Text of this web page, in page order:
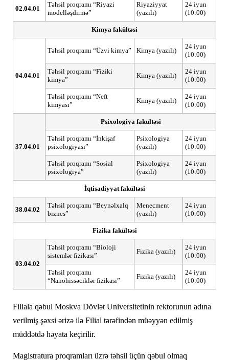
02.04.01
Təhsil proqramı “Riyazi
modelləşdirmə”
Riyaziyyat
(yazılı)
24 iyun
(10:00)
Kimya fakültəsi
04.04.01
Təhsil proqramı “Üzvi kimya” Kimya (yazılı)
24 iyun
(10:00)
Təhsil proqramı “Fiziki
kimya”
Kimya (yazılı)
24 iyun
(10:00)
Təhsil proqramı “Neft
kimyası”
Kimya (yazılı)
24 iyun
(10:00)
37.04.01
Psixologiya fakültəsi
Təhsil proqramı “İnkişaf
psixologiyası”
Psixologiya
(yazılı)
24 iyun
(10:00)
Təhsil proqramı “Sosial
psixologiya”
Psixologiya
(yazılı)
24 iyun
(10:00)
İqtisadiyyat fakültəsi
38.04.02
Təhsil proqramı “Beynəlxalq
biznes”
Menecment
(yazılı)
24 iyun
(10:00)
Fizika fakültəsi
03.04.02
Təhsil proqramı “Bioloji
sistemlər fizikası”
Fizika (yazılı)
24 iyun
(10:00)
Təhsil proqramı
“Nanohissəciklər fizikası”
Fizika (yazılı)
24 iyun
(10:00)
Filiala qəbul Moskva Dövlət Universitetinin rektorunun adına
verilmiş şəxsi ərizə ilə Filial tərəfindən müəyyən edilmiş
müddətdə həyata keçirilir.
Magistratura proqramları üzrə təhsil üçün qəbul olmaq